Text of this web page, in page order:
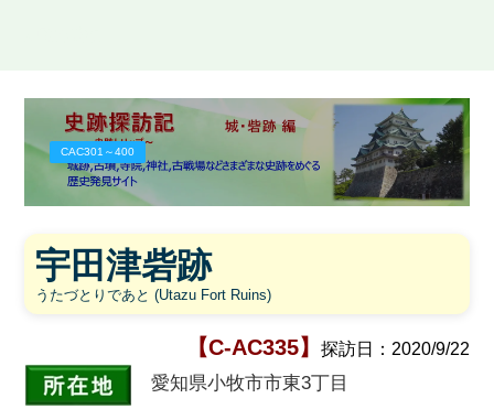
CAC301～400
宇田津砦跡
うたづとりであと (Utazu Fort Ruins)
【C-AC335】 探訪日：2020/9/22
愛知県小牧市市東3丁目